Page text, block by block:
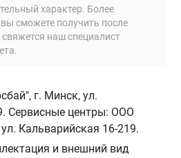
характер. Более
сможете получить после
наш специалист
г. Минск, ул.
Сервисные центры: ООО
Кальварийская 16-219.
и внешний вид